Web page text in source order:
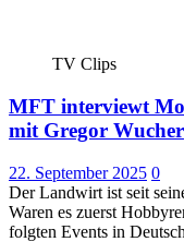
TV Clips
MFT interviewt
mit Gregor Wucher
22. September 2025 0
Der Landwirt ist seit
Waren es zuerst
folgten Events in